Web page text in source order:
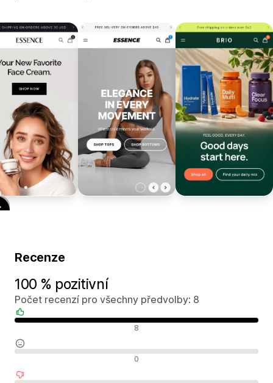
Recenze
100 % pozitivní
Počet recenzí pro všechny předvolby: 8
8
0